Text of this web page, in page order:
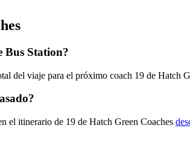
Bus Station?
del viaje para el próximo coach 19 de Hatch
el itinerario de 19 de Hatch Green Coaches